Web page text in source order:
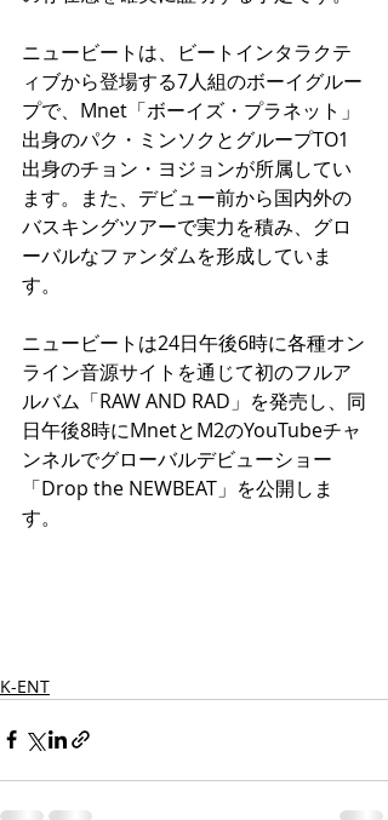
ニュービートは、ビートインタラクテ
ィブから登場する7人組のボーイグルー
プで、Mnet「ボーイズ・プラネット」
出身のパク・ミンソクとグループTO1
出身のチョン・ヨジョンが所属してい
ます。また、デビュー前から国内外の
バスキングツアーで実力を積み、グロ
ーバルなファンダムを形成していま
す。
ニュービートは24日午後6時に各種オン
ライン音源サイトを通じて初のフルア
ルバム「RAW AND RAD」を発売し、同
日午後8時にMnetとM2のYouTubeチャ
ンネルでグローバルデビューショー
「Drop the NEWBEAT」を公開しま
す。
K-ENT